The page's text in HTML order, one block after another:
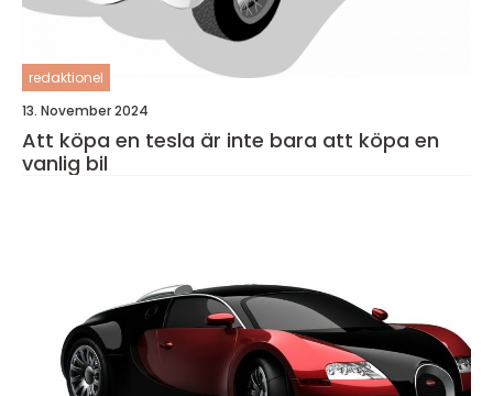
redaktionel
13. November 2024
Att köpa en tesla är inte bara att köpa en
vanlig bil